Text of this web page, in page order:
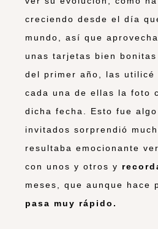
creciendo desde el día
mundo, así que
unas tarjetas bien
del primer año, las utilicé
cada una de ellas la foto
dicha fecha. Esto fue
invitados sorprendió
resultaba emocionante
con unos y otros y
meses, que aunque hace
pasa muy rápido.